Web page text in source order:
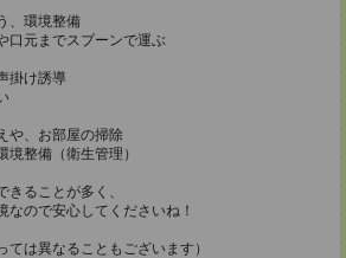
、環境整備
口元までスプーンで運ぶ
掛け誘導
や、お部屋の掃除
整備（衛生管理）
ることが多く、
なので安心してくださいね！
ては異なることもございます）